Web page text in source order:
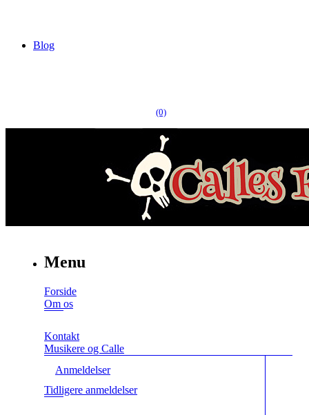
Blog
(0)
Menu
Forside
Om os
Kontakt
Musikere og Calle
Anmeldelser
Tidligere anmeldelser